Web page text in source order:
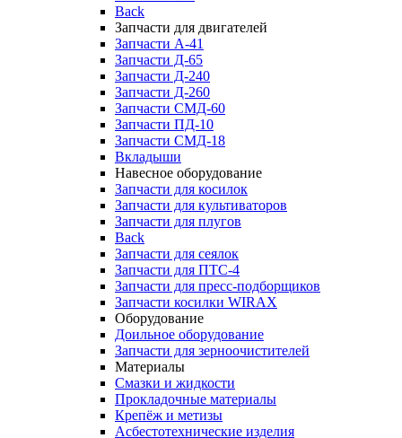
Back
Запчасти для двигателей
Запчасти А-41
Запчасти Д-65
Запчасти Д-240
Запчасти Д-260
Запчасти СМД-60
Запчасти ПД-10
Запчасти СМД-18
Вкладыши
Навесное оборудование
Запчасти для косилок
Запчасти для культиваторов
Запчасти для плугов
Back
Запчасти для сеялок
Запчасти для ПТС-4
Запчасти для пресс-подборщиков
Запчасти косилки WIRAX
Оборудование
Доильное оборудование
Запчасти для зерноочистителей
Материалы
Смазки и жидкости
Прокладочные материалы
Крепёж и метизы
Асбестотехнические изделия